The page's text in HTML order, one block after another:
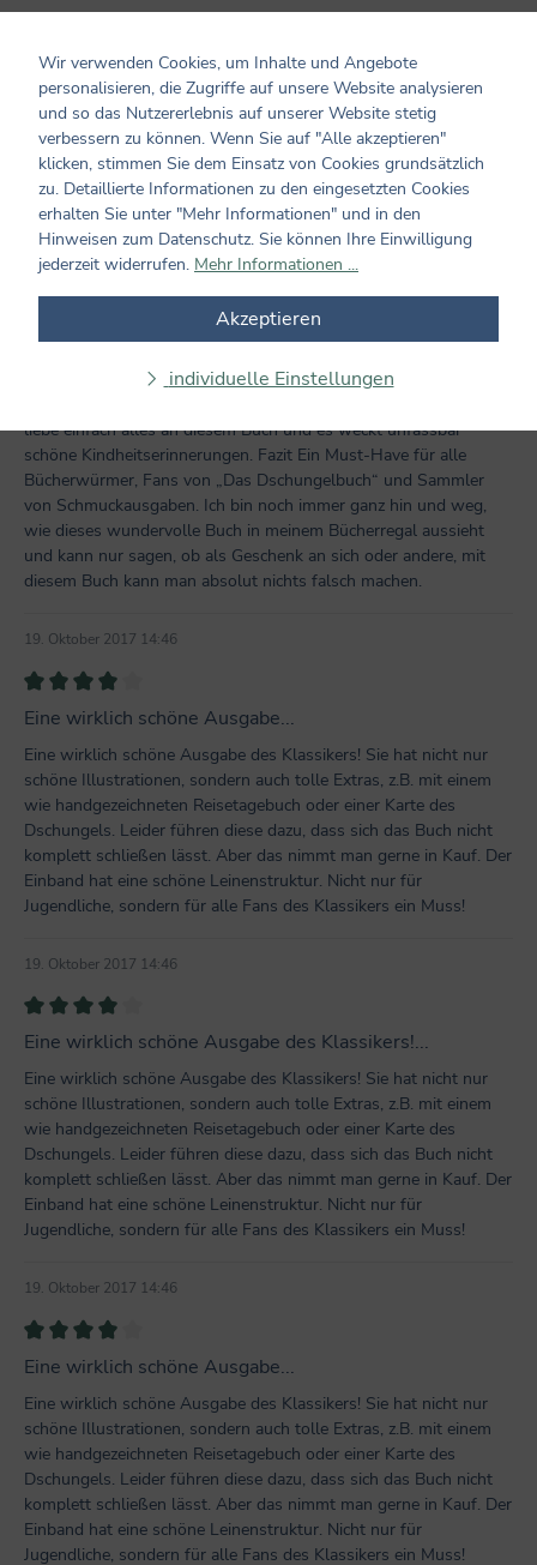
27. Juni 2019 14:08
Bewertung mit 5 von 5 Sternen
Qualität Jeder kennt die...
Qualität Jeder kennt die Geschichte „Das Dschungelbuch“ doch
der Coppenrath Verlag hat diese in eine wundersame Reise
verwandelt. Mit viel Liebe, Hingabe, Details und kraftvollen
Farben wurden in dieser Schmuckausgabe hübsche Spielereien
eingebaut die Qualitativ nicht besser sein können. Wundervolles
dieses Buch jeden Cent wert ist. Inhalt „Das Dschungelbuch“ eine
und wunderschön. Wir begleiten Mowgli und viele andere
liebe einfach alles an diesem Buch und es weckt unfassbar
schöne Kindheitserinnerungen. Fazit Ein Must-Have für alle
Bücherwürmer, Fans von „Das Dschungelbuch“ und Sammler
von Schmuckausgaben. Ich bin noch immer ganz hin und weg,
wie dieses wundervolle Buch in meinem Bücherregal aussieht
und kann nur sagen, ob als Geschenk an sich oder andere, mit
diesem Buch kann man absolut nichts falsch machen.
19. Oktober 2017 14:46
Bewertung mit 4 von 5 Sternen
Eine wirklich schöne Ausgabe...
Eine wirklich schöne Ausgabe des Klassikers! Sie hat nicht nur
schöne Illustrationen, sondern auch tolle Extras, z.B. mit einem
wie handgezeichneten Reisetagebuch oder einer Karte des
Dschungels. Leider führen diese dazu, dass sich das Buch nicht
komplett schließen lässt. Aber das nimmt man gerne in Kauf. Der
Einband hat eine schöne Leinenstruktur. Nicht nur für
Jugendliche, sondern für alle Fans des Klassikers ein Muss!
19. Oktober 2017 14:46
Bewertung mit 4 von 5 Sternen
Eine wirklich schöne Ausgabe des Klassikers!...
Eine wirklich schöne Ausgabe des Klassikers! Sie hat nicht nur
schöne Illustrationen, sondern auch tolle Extras, z.B. mit einem
wie handgezeichneten Reisetagebuch oder einer Karte des
Dschungels. Leider führen diese dazu, dass sich das Buch nicht
komplett schließen lässt. Aber das nimmt man gerne in Kauf. Der
Einband hat eine schöne Leinenstruktur. Nicht nur für
Jugendliche, sondern für alle Fans des Klassikers ein Muss!
19. Oktober 2017 14:46
Bewertung mit 4 von 5 Sternen
Eine wirklich schöne Ausgabe...
Eine wirklich schöne Ausgabe des Klassikers! Sie hat nicht nur
schöne Illustrationen, sondern auch tolle Extras, z.B. mit einem
wie handgezeichneten Reisetagebuch oder einer Karte des
Dschungels. Leider führen diese dazu, dass sich das Buch nicht
komplett schließen lässt. Aber das nimmt man gerne in Kauf. Der
Einband hat eine schöne Leinenstruktur. Nicht nur für
Jugendliche, sondern für alle Fans des Klassikers ein Muss!
Wir verwenden Cookies, um Inhalte und Angebote
personalisieren, die Zugriffe auf unsere Website analysieren
und so das Nutzererlebnis auf unserer Website stetig
verbessern zu können. Wenn Sie auf "Alle akzeptieren"
klicken, stimmen Sie dem Einsatz von Cookies grundsätzlich
zu. Detaillierte Informationen zu den eingesetzten Cookies
erhalten Sie unter "Mehr Informationen" und in den
Hinweisen zum Datenschutz. Sie können Ihre Einwilligung
jederzeit widerrufen. Mehr Informationen ...
Akzeptieren
individuelle Einstellungen